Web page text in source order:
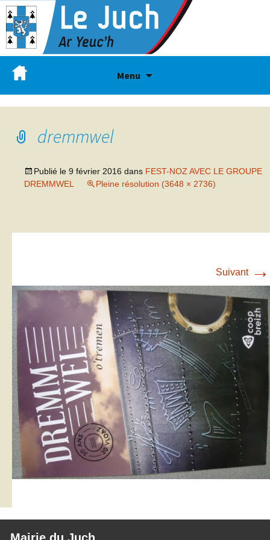
Menu
dremmwel
Publié le 9 février 2016 dans FEST-NOZ AVEC LE GROUPE
DREMMWEL
Pleine résolution (3648 × 2736)
Suivant →